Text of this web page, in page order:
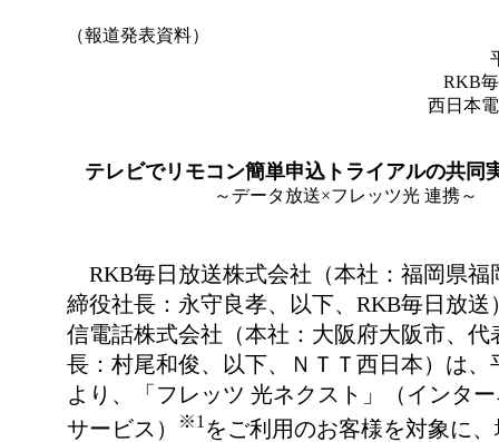
（報道発表資料）
RKB
西日本
テレビでリモコン簡単申込トライアルの共同
～データ放送×フレッツ光 連携～
RKB毎日放送株式会社（本社：福岡県福
締役社長：永守良孝、以下、RKB毎日放送
信電話株式会社（本社：大阪府大阪市、代
長：村尾和俊、以下、ＮＴＴ西日本）は、
より、「フレッツ 光ネクスト」（インタ
サービス）
※1をご利用のお客様を対象に